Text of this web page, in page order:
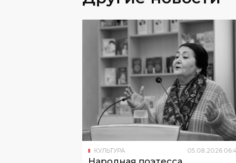
КУЛЬТУРА 05.08.2026 06:41
Народная поэтесса
Узбекистана Шарифа
Салимова скончалась на 75-м
Об этом сообщила пресс-служба Союза